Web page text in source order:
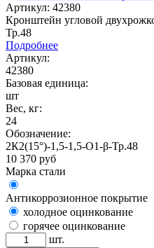
Артикул: 42380
Кронштейн угловой
Тр.48
Подробнее
Артикул:
42380
Базовая единица:
шт
Вес, кг:
24
Обозначение:
2К2(15°)-1,5-1,5-О1-β-Тр.48
10 370 руб
Марка стали
Антикоррозионное покрытие
холодное оцинкование
горячее оцинкование
шт.